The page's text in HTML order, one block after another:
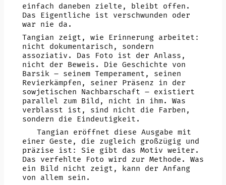
einfach daneben zielte, bleibt offen.
Das Eigentliche ist verschwunden oder
war nie da.
Tangian zeigt, wie Erinnerung arbeitet:
nicht dokumentarisch, sondern
assoziativ. Das Foto ist der Anlass,
nicht der Beweis. Die Geschichte von
Barsik – seinem Temperament, seinen
Revierkämpfen, seiner Präsenz in der
sowjetischen Nachbarschaft – existiert
parallel zum Bild, nicht in ihm. Was
verblasst ist, sind nicht die Farben,
sondern die Eindeutigkeit.
Tangian eröffnet diese Ausgabe mit
einer Geste, die zugleich großzügig und
präzise ist: Sie gibt das Motiv weiter.
Das verfehlte Foto wird zur Methode. Was
ein Bild nicht zeigt, kann der Anfang
von allem sein.